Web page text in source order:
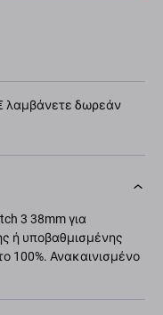
λαμβάνετε δωρεάν
3 38mm για
ή υποβαθμισμένης
100%. Ανακαινισμένο